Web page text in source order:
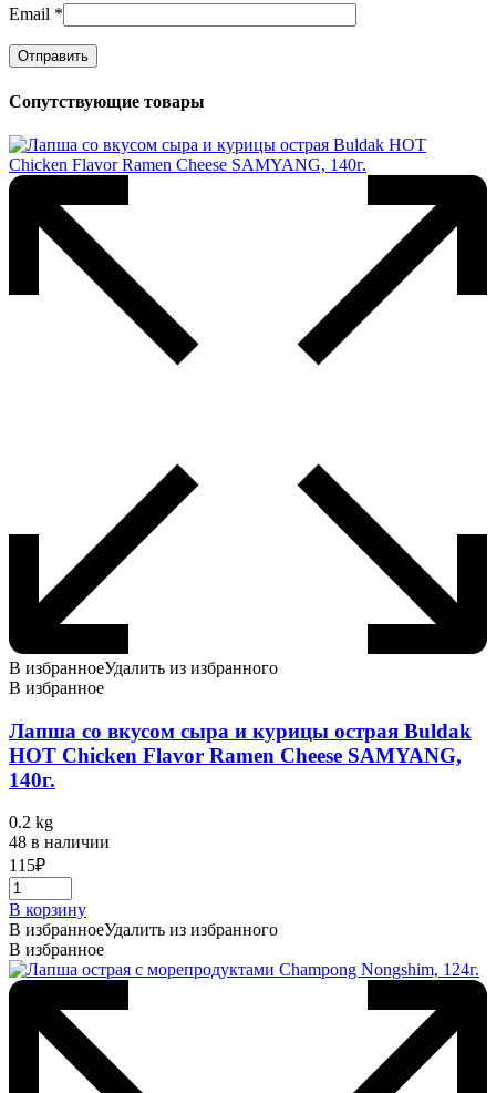
Email *
Сопутствующие товары
В избранноеУдалить из избранного
В избранное
Лапша со вкусом сыра и курицы острая Buldak
HOT Chicken Flavor Ramen Cheese SAMYANG,
140г.
0.2 kg
48 в наличии
115₽
В корзину
В избранноеУдалить из избранного
В избранное